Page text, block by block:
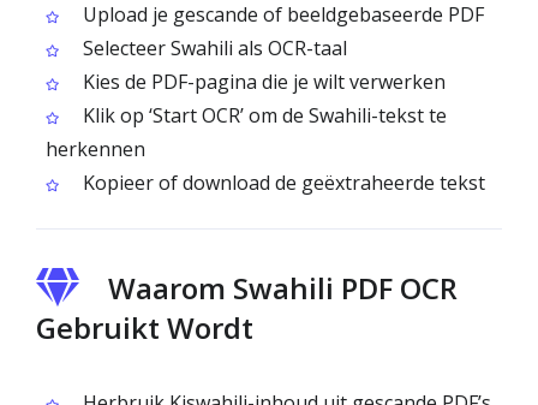
Upload je gescande of beeldgebaseerde PDF
Selecteer Swahili als OCR-taal
Kies de PDF-pagina die je wilt verwerken
Klik op ‘Start OCR’ om de Swahili-tekst te
herkennen
Kopieer of download de geëxtraheerde tekst
Waarom Swahili PDF OCR
Gebruikt Wordt